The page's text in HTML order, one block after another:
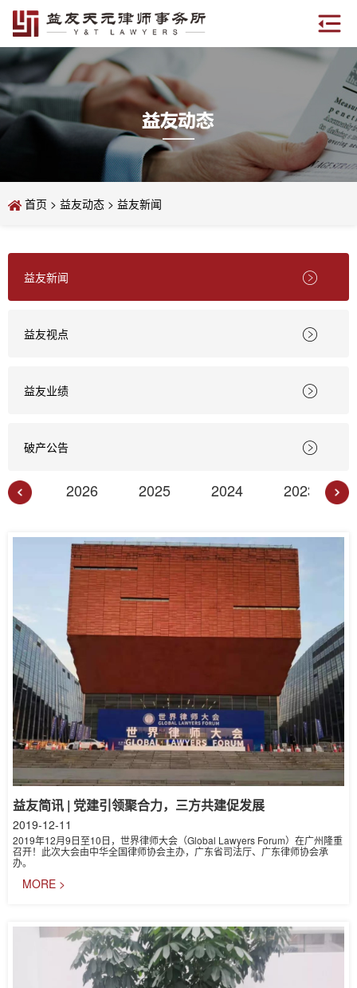
首页 > 益友动态 > 益友新闻
益友新闻 
益友视点 
益友业绩 
破产公告 
2026 2025 2024 2023
益友简讯 | 党建引领聚合力，三方共建促发展
2019-12-11
2019年12月9日至10日，世界律师大会（Global Lawyers Forum）在广州隆重
召开！此次大会由中华全国律师协会主办，广东省司法厅、广东律师协会承
办。
MORE >